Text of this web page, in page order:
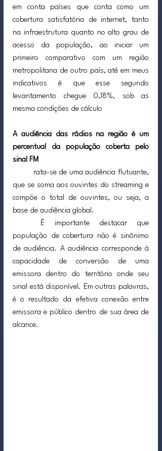
em conta países que conta como um
cobertura satisfatória de internet, tanto
na infraestrutura quanto no alto grau de
acesso da população, ao iniciar um
primeiro comparativo com um região
metropolitana de outro país, até em meus
indicativos é que esse segundo
levantamento chegue 0,18%, sob as
mesma condições de cálculo
A audiência das rádios na região é um
percentual da população coberta pelo
sinal FM
que se soma aos ouvintes do streaming e
compõe o total de ouvintes, ou seja, a
base de audiência global.
população de cobertura não é sinônimo
de audiência. A audiência corresponde à
capacidade de conversão de uma
emissora dentro do território onde seu
sinal está disponível. Em outras palavras,
é o resultado da efetiva conexão entre
emissora e público dentro de sua área de
alcance.